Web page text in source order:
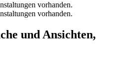
vorhanden.
vorhanden.
und Ansichten,